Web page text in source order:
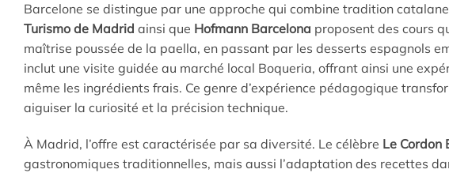
Barcelone se distingue par une approche qui combine tradition catalane
Turismo de Madrid ainsi que Hofmann Barcelona proposent des cours
maîtrise poussée de la paella, en passant par les desserts espagnols
inclut une visite guidée au marché local Boqueria, offrant ainsi une
même les ingrédients frais. Ce genre d’expérience pédagogique
aiguiser la curiosité et la précision technique.
À Madrid, l’offre est caractérisée par sa diversité. Le célèbre Le Cordon
gastronomiques traditionnelles, mais aussi l’adaptation des recettes